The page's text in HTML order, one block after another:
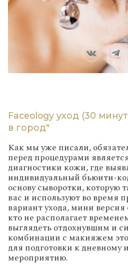
Faceology уход (30
в город"
Как мы уже писали,
перед процедурами
диагностики кожи, где
индивидуальный бьюити-
основу сыворотки, которую
вас и используют во время
вариант ухода, мини версия
кто не располагает
выглядеть отдохнувшим и
комбинации с макияжем
для подготовки к дневному
мероприятию.